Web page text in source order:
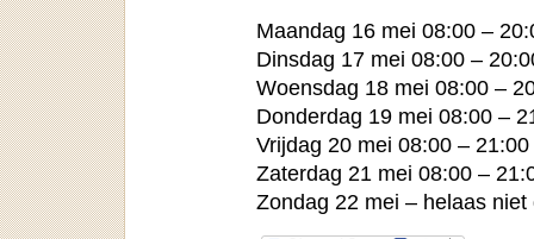
Maandag 16 mei 08:00 –
Dinsdag 17 mei 08:00 –
Woensdag 18 mei 08:00 –
Donderdag 19 mei 08:00 –
Vrijdag 20 mei 08:00 – 21:00
Zaterdag 21 mei 08:00 –
Zondag 22 mei – helaas niet